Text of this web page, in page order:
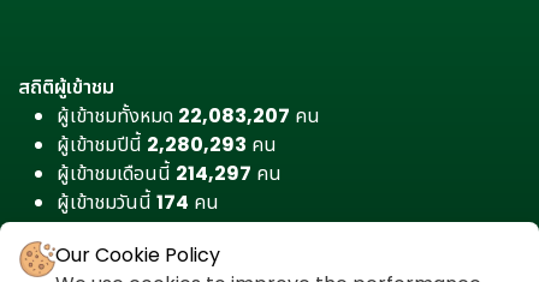
สถิติผู้เข้าชม
ผู้เข้าชมทั้งหมด 22,083,207 คน
ผู้เข้าชมปีนี้ 2,280,293 คน
ผู้เข้าชมเดือนนี้ 214,297 คน
ผู้เข้าชมวันนี้ 174 คน
Our Cookie Policy